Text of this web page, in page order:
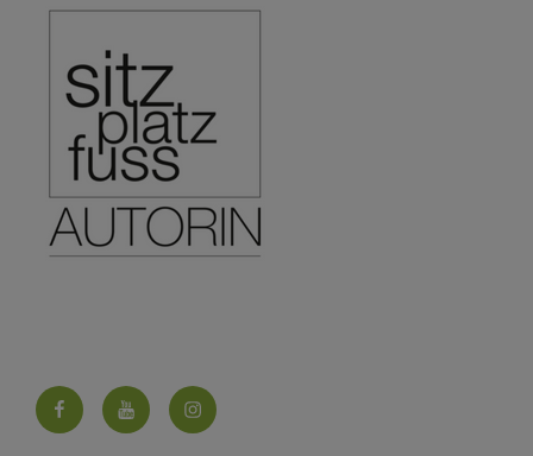
FacebookYouTubeInstagram